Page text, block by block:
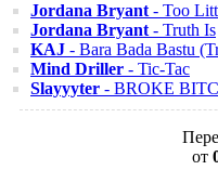
Jordana Bryant - Too
Jordana Bryant - Truth Is
KAJ - Bara Bada Bastu
Mind Driller - Tic-Tac
Slayyyter - BROKE
от